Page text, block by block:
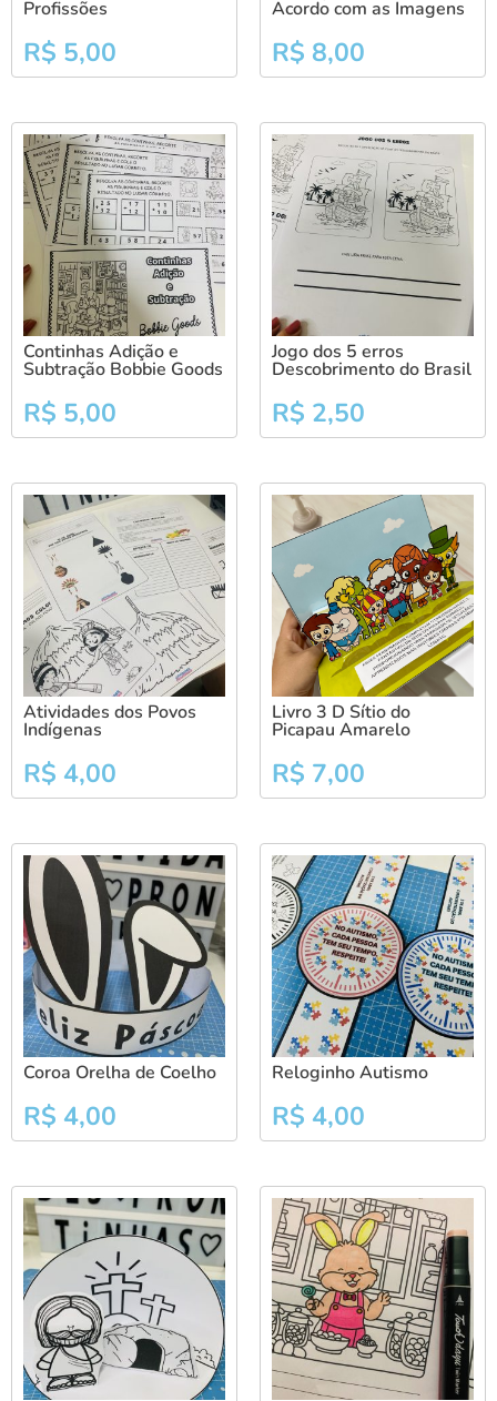
Profissões
R$ 5,00
Acordo com as Imagens
R$ 8,00
Continhas Adição e
Subtração Bobbie Goods
R$ 5,00
Jogo dos 5 erros
Descobrimento do Brasil
R$ 2,50
Atividades dos Povos
Indígenas
R$ 4,00
Livro 3 D Sítio do
Picapau Amarelo
R$ 7,00
Coroa Orelha de Coelho
R$ 4,00
Reloginho Autismo
R$ 4,00